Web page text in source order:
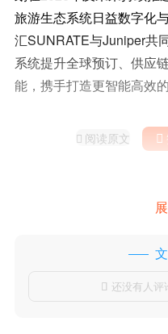
旅游生态系统日益数字化
汇SUNRATE与Juniper共
系统提升全球预订、供应
能，携手打造更智能高效
 阅读原文 
 还没有人评